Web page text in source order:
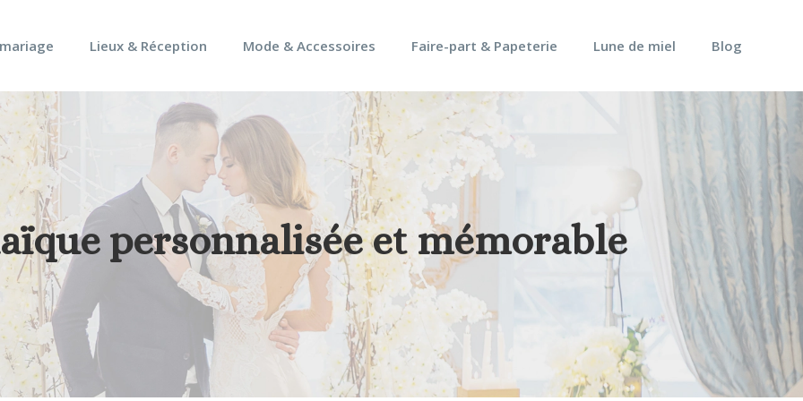
Lieux & Réception Mode & Accessoires Faire-part & Papeterie Lune de miel Blog
personnalisée et mémorable